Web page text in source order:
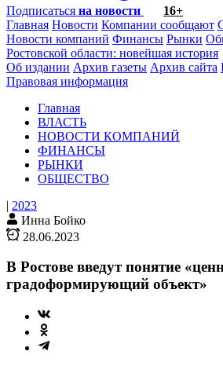
Подписаться на новости
16+
Главная Новости Компании сообщают
Новости компаний Финансы Рынки
Ростовской области: новейшая история
Об издании Архив газеты Архив сайта
Правовая информация
Главная
ВЛАСТЬ
НОВОСТИ КОМПАНИЙ
ФИНАНСЫ
РЫНКИ
ОБЩЕСТВО
| 2023
Инна Бойко
28.06.2023
В Ростове введут понятие
градоформирующий объект»